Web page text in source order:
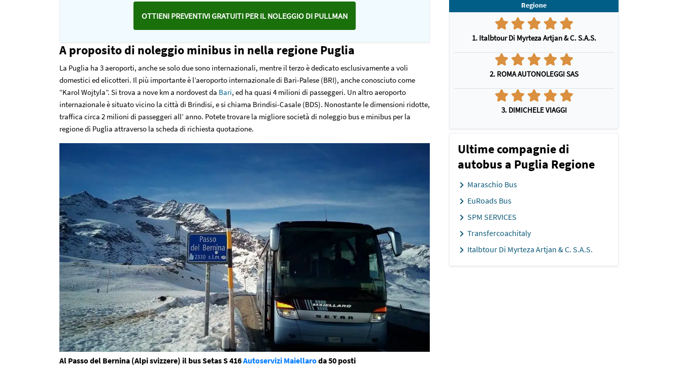
OTTIENI PREVENTIVI GRATUITI PER IL NOLEGGIO DI PULLMAN
A proposito di noleggio minibus in nella regione Puglia
La Puglia ha 3 aeroporti, anche se solo due sono internazionali, mentre il terzo è dedicato esclusivamente a voli
domestici ed elicotteri. Il più importante è l’aeroporto internazionale di Bari-Palese (BRI), anche conosciuto come
“Karol Wojtyla”. Si trova a nove km a nordovest da Bari, ed ha quasi 4 milioni di passeggeri. Un altro aeroporto
internazionale è situato vicino la città di Brindisi, e si chiama Brindisi-Casale (BDS). Nonostante le dimensioni ridotte,
traffica circa 2 milioni di passeggeri all’ anno. Potete trovare la migliore società di noleggio bus e minibus per la
regione di Puglia attraverso la scheda di richiesta quotazione.
Al Passo del Bernina (Alpi svizzere) il bus Setas S 416Autoservizi Maiellaroda 50 posti
Regione
1. Italbtour Di Myrteza Artjan & C. S.A.S.
2. ROMA AUTONOLEGGI SAS
3. DIMICHELE VIAGGI
Ultime compagnie di
autobus a Puglia Regione
Maraschio Bus
EuRoads Bus
SPM SERVICES
Transfercoachitaly
Italbtour Di Myrteza Artjan & C. S.A.S.